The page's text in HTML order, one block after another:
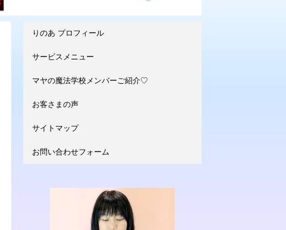
りのあ プロフィール
サービスメニュー
マヤの魔法学校メンバーご紹介♡
お客さまの声
サイトマップ
お問い合わせフォーム